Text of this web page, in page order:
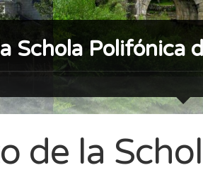
Schola Polifónica
de la